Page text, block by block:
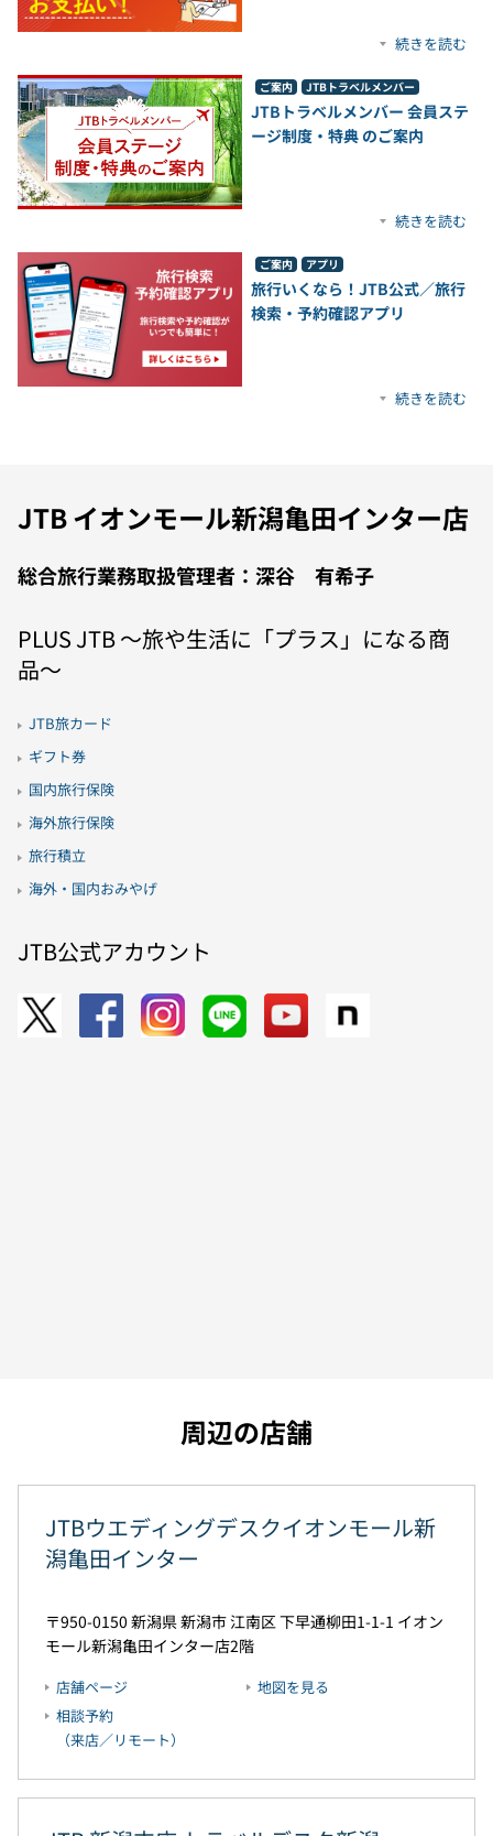
続きを読む
ご案内 JTBトラベルメンバー
JTBトラベルメンバー 会員ステ
ージ制度・特典 のご案内
続きを読む
ご案内 アプリ
旅行いくなら！JTB公式／旅行
検索・予約確認アプリ
続きを読む
JTB イオンモール新潟亀田インター店
総合旅行業務取扱管理者：深谷 有希子
PLUS JTB 〜旅や生活に「プラス」になる商
品〜
JTB旅カード
ギフト券
国内旅行保険
海外旅行保険
旅行積立
海外・国内おみやげ
JTB公式アカウント
周辺の店舗
JTBウエディングデスクイオンモール新
潟亀田インター
950-0150 新潟県新潟市江南区下早通柳田1-1-1 イオン
モール新潟亀田インター店2階
店舗ページ
相談予約
（来店／リモート）
地図を見る